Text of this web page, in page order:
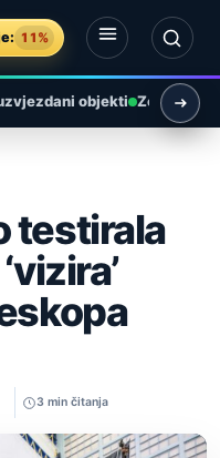
11%
objekti Zemlja i
testirala
3 min čitanja